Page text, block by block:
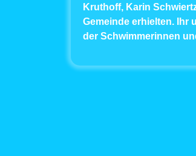
Kruthoff, Karin
Gemeinde erhielten. Ihr
der Schwimmerinnen